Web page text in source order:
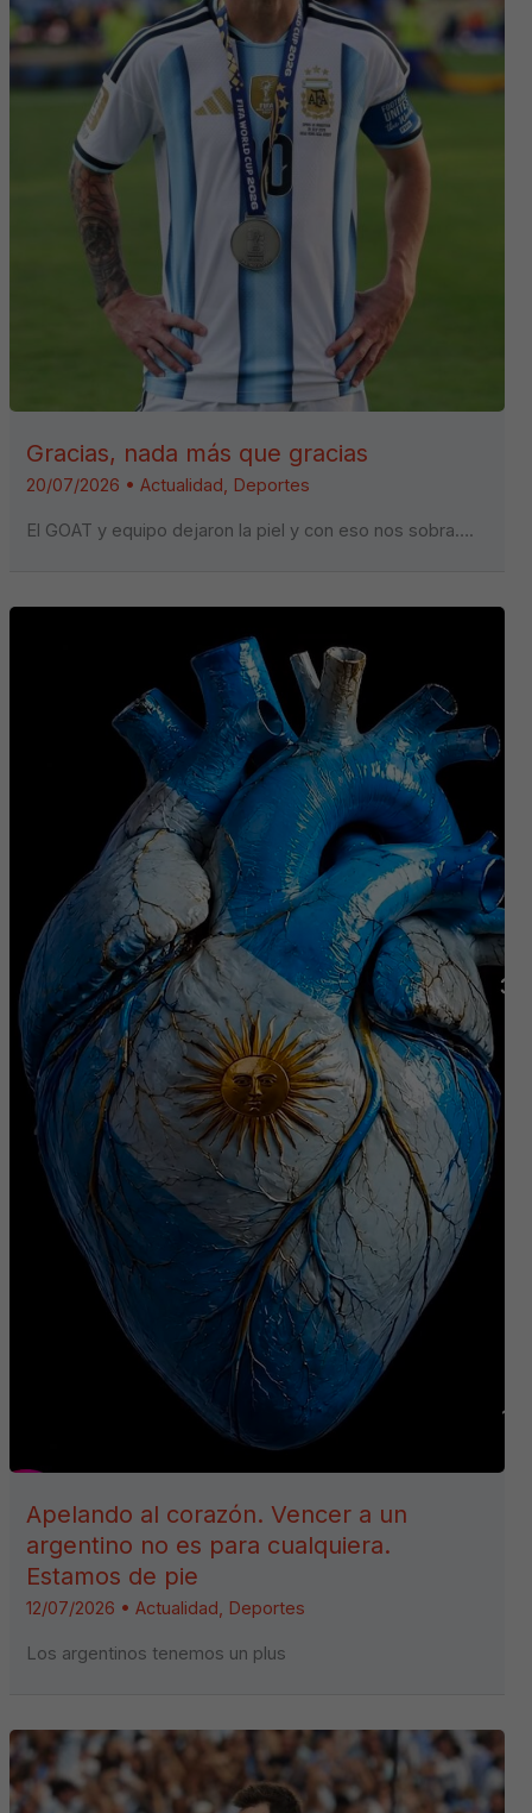
Gracias, nada más que gracias
20/07/2026 •Actualidad Deportes
El GOAT y equipo dejaron la piel y con eso nos sobra….
Apelando al corazón. Vencer a un
argentino no es para cualquiera.
Estamos de pie
12/07/2026 •Actualidad Deportes
Los argentinos tenemos un plus